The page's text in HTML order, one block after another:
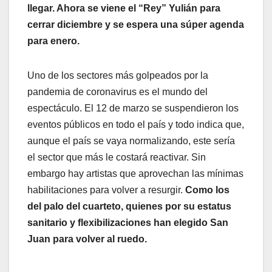
llegar. Ahora se viene el “Rey” Yulián para
cerrar diciembre y se espera una súper agenda
para enero.
Uno de los sectores más golpeados por la
pandemia de coronavirus es el mundo del
espectáculo. El 12 de marzo se suspendieron los
eventos públicos en todo el país y todo indica que,
aunque el país se vaya normalizando, este sería
el sector que más le costará reactivar. Sin
embargo hay artistas que aprovechan las mínimas
habilitaciones para volver a resurgir. Como los
del palo del cuarteto, quienes por su estatus
sanitario y flexibilizaciones han elegido San
Juan para volver al ruedo.